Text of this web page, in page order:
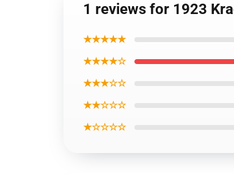
1 reviews for 1923
★★★★★
★★★★☆
★★★☆☆
★★☆☆☆
★☆☆☆☆